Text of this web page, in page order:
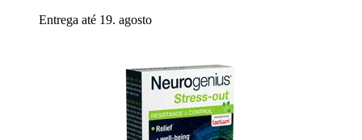
Entrega até 19. agosto